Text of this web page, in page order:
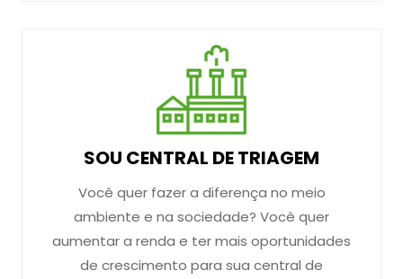
SOU CENTRAL DE TRIAGEM
Você quer fazer a diferença no meio
ambiente e na sociedade? Você quer
aumentar a renda e ter mais oportunidades
de crescimento para sua central de